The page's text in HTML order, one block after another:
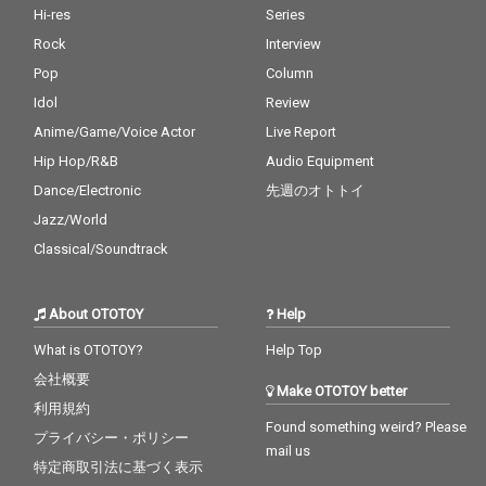
Hi-res
Rock
Pop
Idol
Anime/Game/Voice Actor
Hip Hop/R&B
Dance/Electronic
Jazz/World
Classical/Soundtrack
Series
Interview
Column
Review
Live Report
Audio Equipment
先週のオトトイ
About OTOTOY
What is OTOTOY?
会社概要
利用規約
プライバシー・ポリシー
特定商取引法に基づく表示
Help
Help Top
Make OTOTOY better
Found something weird? Please
mail us